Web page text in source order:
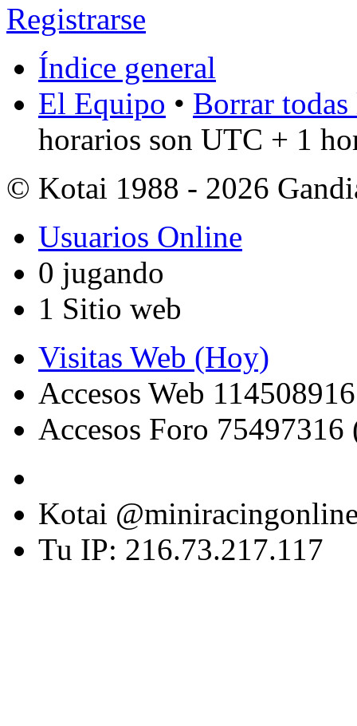
Registrarse
Índice general
El Equipo • Borrar
horarios son UTC + 1
© Kotai 1988 - 2026
Usuarios Online
0 jugando
1 Sitio web
Visitas Web (Hoy)
Accesos Web
Accesos Foro 75497316
Kotai
Tu IP: 216.73.217.117